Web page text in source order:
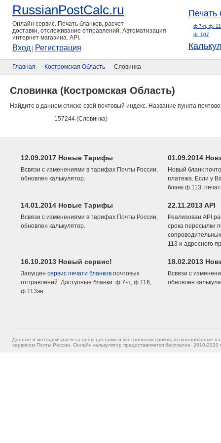
RussianPostCalc.ru
Онлайн сервис. Печать бланков, расчет
доставки, отслеживание отправлений. Автоматизация
интернет магазина. API.
Вход Регистрация
Печать
ф.7-п, ф.
ф. 107
Главная — Костромская Область — Словинка
Словинка (Костромская Область)
Найдите в данном списке свой почтовый индекс. Название пункта
157244 (Словинка)
12.09.2017 Новые Тарифы
Всвязи с изменениями в тарифах Почты России,
обновлен калькулятор.
01.09.2014
Новый бланк
платежа. Если у
бланк ф.113,
14.01.2014 Новые Тарифы
Всвязи с изменениями в тарифах Почты России,
обновлен калькулятор.
22.11.2013 API
Реализован API
срока пересылки
113 и адресного
16.10.2013 Новый сервис!
Запущен сервис печати бланков почтовых
отправлений. Доступные бланки: ф.7-п, ф.116,
ф.113эн
18.02.2013
Всвязи с
обновлен
Данные и методики расчета цены доставки и контрольных сроков, использованные
сервисом Почты России. Онлайн калькулятор предоставляется бесплатно. 2010-2020